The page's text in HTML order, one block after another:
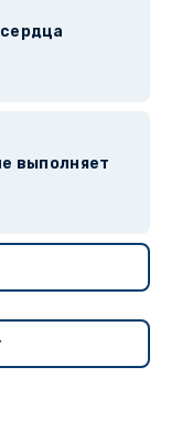
выполняет